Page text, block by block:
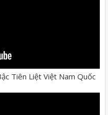
Tiên Liệt Việt Nam Quốc